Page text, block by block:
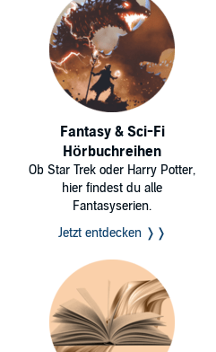
Fantasy & Sci-Fi
Hörbuchreihen
Ob Star Trek oder Harry Potter,
hier findest du alle
Fantasyserien.
Jetzt entdecken ❭❭